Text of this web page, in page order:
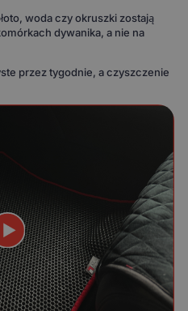
woda czy okruszki zostają
dywanika, a nie na
przez tygodnie, a czyszczenie